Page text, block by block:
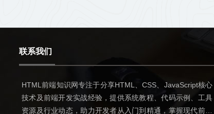
联系我们
HTML前端知识网专注于分享HTML、CSS、JavaScript核心
技术及前端开发实战经验，提供系统教程、代码示例、工具
资源及行业动态，助力开发者从入门到精通，掌握现代前端